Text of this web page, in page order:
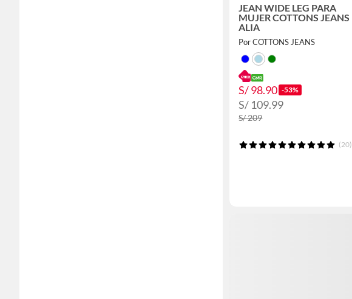
JEAN WIDE LEG PARA
MUJER COTTONS JEANS
ALIA
Por COTTONS JEANS
S/ 98.90 -53%
S/ 109.99
S/ 209
(20)